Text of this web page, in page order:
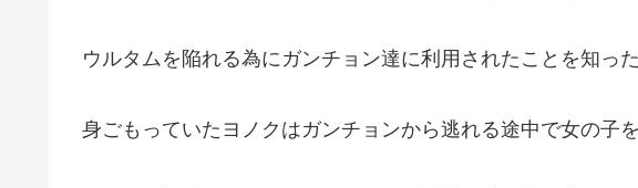
ウルタムを陥れる為にガンチョン達に利用されたことを知った
身ごもっていたヨノクはガンチョンから逃れる途中で女の子